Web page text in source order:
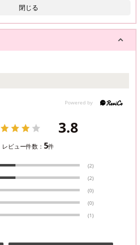
閉じる
3.8
レビュー件数：5件
(2)
(2)
(0)
(0)
(1)